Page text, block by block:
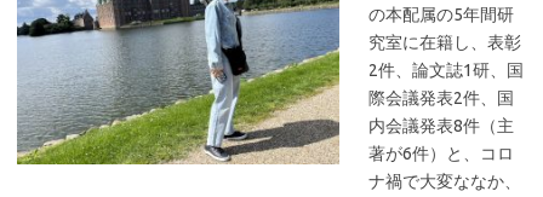
の本配属の5年間研
究室に在籍し、表彰
2件、論文誌1研、国
際会議発表2件、国
内会議発表8件（主
著が6件）と、コロ
ナ禍で大変ななか、